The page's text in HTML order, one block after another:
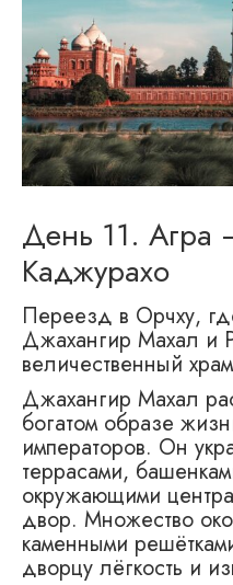
День 11.
Каджурахо
Переезд в Орчху,
Джахангир Махал и
величественный
Джахангир Махал
богатом образе
императоров. Он
террасами,
окружающими
двор. Множество
каменными
дворцу лёгкость и